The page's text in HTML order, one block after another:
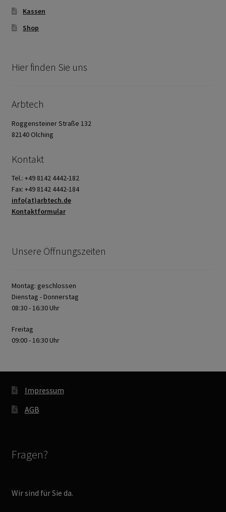
Kassen
Shop
Hier finden Sie uns
Arbtech
Roggensteiner Straße 132
82140 Olching
Kontakt
Tel.: +49 8142 4442-182
Fax: +49 8142 4442-184
info(at)arbtech.de
Kontaktformular
Unsere Öffnungszeiten
Montag: geschlossen
Dienstag - Donnerstag
08:30 - 16:30 Uhr
Freitag
09:00 - 16:30 Uhr
Impressum
AGB
Fragen?
Wir sind für Sie da.